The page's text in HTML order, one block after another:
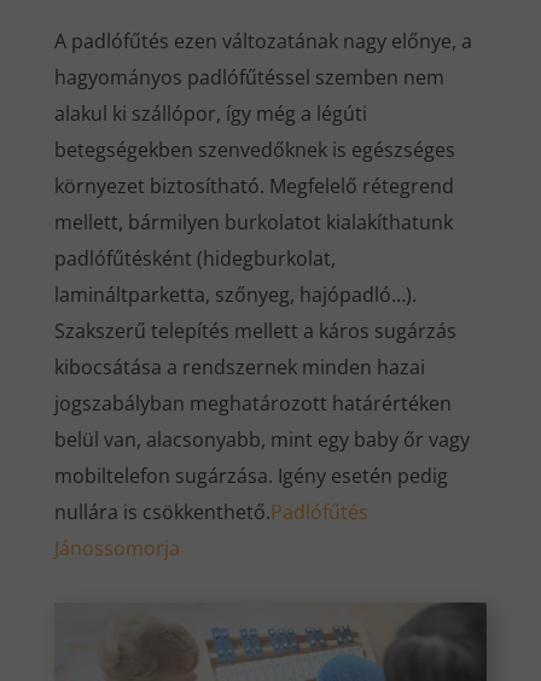
A padlófűtés ezen változatának nagy előnye, a
hagyományos padlófűtéssel szemben nem
alakul ki szállópor, így még a légúti
betegségekben szenvedőknek is egészséges
környezet biztosítható. Megfelelő rétegrend
mellett, bármilyen burkolatot kialakíthatunk
padlófűtésként (hidegburkolat,
lamináltparketta, szőnyeg, hajópadló…).
Szakszerű telepítés mellett a káros sugárzás
kibocsátása a rendszernek minden hazai
jogszabályban meghatározott határértéken
belül van, alacsonyabb, mint egy baby őr vagy
mobiltelefon sugárzása. Igény esetén pedig
nullára is csökkenthető.Padlófűtés
Jánossomorja